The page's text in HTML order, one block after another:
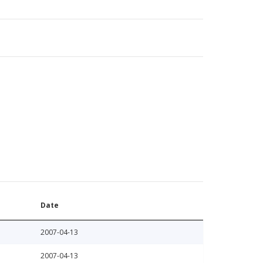
Date
2007-04-13
2007-04-13